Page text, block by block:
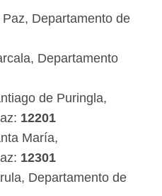
Departamento de
Departamento
de Puringla,
12201
María,
12301
Departamento de